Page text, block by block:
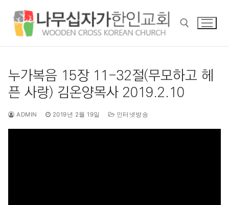
누가복음 15장 11-32절(무모하고 헤
픈 사랑) 김온양목사 2019.2.10
ADMIN 2019년 2월 19일 인터넷방송